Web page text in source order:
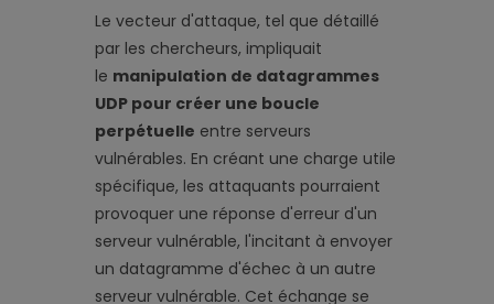
Le vecteur d'attaque, tel que détaillé
par les chercheurs, impliquait
le manipulation de datagrammes
UDP pour créer une boucle
perpétuelle entre serveurs
vulnérables. En créant une charge utile
spécifique, les attaquants pourraient
provoquer une réponse d'erreur d'un
serveur vulnérable, l'incitant à envoyer
un datagramme d'échec à un autre
serveur vulnérable. Cet échange se